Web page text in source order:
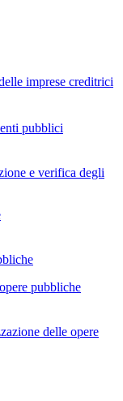
imprese creditrici
pubblici
e verifica degli
pubbliche
delle opere